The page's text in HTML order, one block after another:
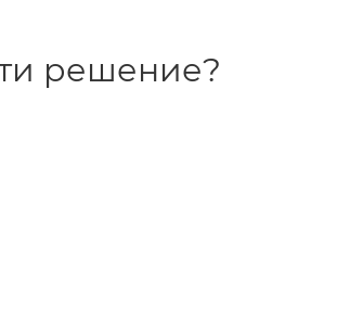
решение?